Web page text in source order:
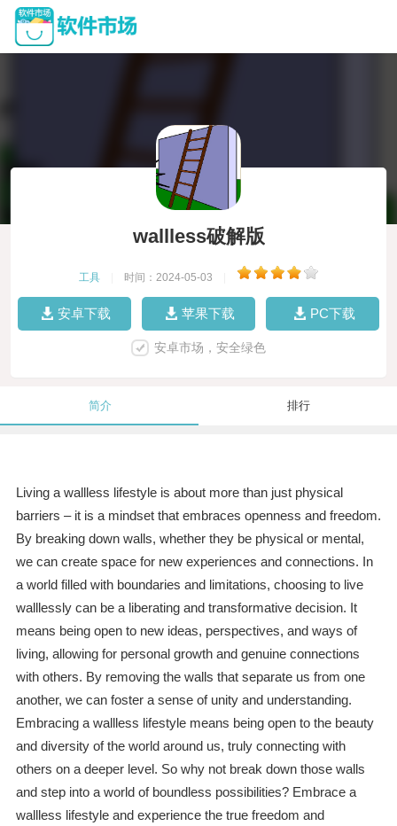
wallless破解版
工具 时间：2024-05-03
安卓下载 苹果下载 PC下载
安卓市场，安全绿色
简介 排行
Living a wallless lifestyle is about more than just physical
barriers – it is a mindset that embraces openness and freedom.
By breaking down walls, whether they be physical or mental,
we can create space for new experiences and connections. In
a world filled with boundaries and limitations, choosing to live
walllessly can be a liberating and transformative decision. It
means being open to new ideas, perspectives, and ways of
living, allowing for personal growth and genuine connections
with others. By removing the walls that separate us from one
another, we can foster a sense of unity and understanding.
Embracing a wallless lifestyle means being open to the beauty
and diversity of the world around us, truly connecting with
others on a deeper level. So why not break down those walls
and step into a world of boundless possibilities? Embrace a
wallless lifestyle and experience the true freedom and